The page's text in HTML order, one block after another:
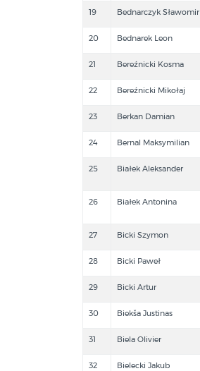
19 Bednarczyk Sławomir
20 Bednarek Leon
21 Bereźnicki Kosma
22 Bereźnicki Mikołaj
23 Berkan Damian
24 Bernal Maksymilian
25 Białek Aleksander
26 Białek Antonina
27 Bicki Szymon
28 Bicki Paweł
29 Bicki Artur
30 Biekša Justinas
31 Biela Olivier
32 Bielecki Jakub